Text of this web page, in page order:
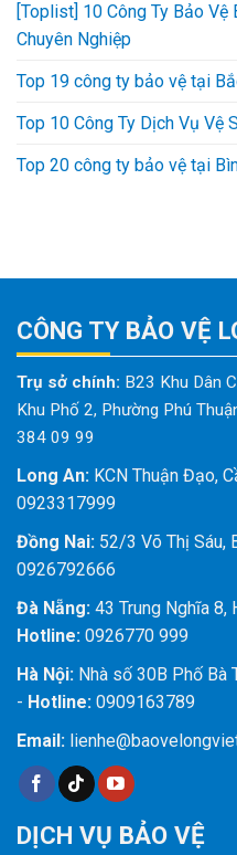
[Toplist] 10 Công Ty Bảo Vệ
Chuyên Nghiệp
Top 19 công ty bảo vệ tại
Top 10 Công Ty Dịch Vụ Vệ
Top 20 công ty bảo vệ tại
CÔNG TY BẢO VỆ
Trụ sở chính: B23 Khu Dân
Khu Phố 2, Phường Phú
384 09 99
Long An: KCN Thuận Đạo,
0923317999
Đồng Nai: 52/3 Võ Thị Sáu,
0926792666
Đà Nẵng: 43 Trung Nghĩa 8,
Hotline: 0926770 999
Hà Nội: Nhà số 30B Phố Bà
- Hotline: 0909163789
Email:
DỊCH VỤ BẢO VỆ